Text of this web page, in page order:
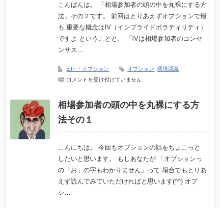
こんばんは。 「相場参加者の頭の中を丸裸にする方
法」その２です。 前回はとりあえずオプションで最
も 重要な概念はIV（インプライドボラティリティ）
ですよ ということと、 「IVは相場参加者のコンセ
ンサス…
ETF・オプション オプション ,環境認識
相
参
加
者
の
頭
の
を
丸
裸
に
す
る
法
コメントを受け付けていません
相場参加者の頭の中を丸裸にする方
法その１
こんにちは。 今回もオプションの話をちょこっと
したいと思います。 もしあなたが 「オプションっ
の「お」の字もわかりません」って 場合でもとりあ
えず読んでみていただければと思います(^^) オプ
シ…